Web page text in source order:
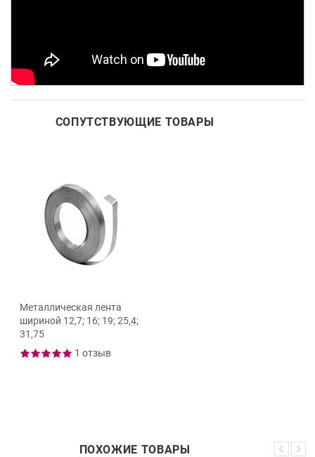
СОПУТСТВУЮЩИЕ ТОВАРЫ
Металлическая лента
шириной 12,7; 16; 19; 25,4;
31,75
1 отзыв
ПОХОЖИЕ ТОВАРЫ